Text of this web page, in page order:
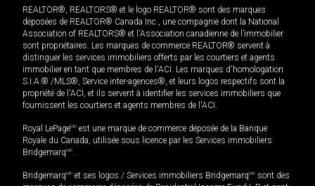
REALTOR®, REALTORS® et le logo REALTOR® sont des marques
déposées de REALTOR® Canada Inc., une compagnie dont la National
Association of REALTORS® et l'Association canadienne de l’immobilier
sont propriétaires. Les marques de commerce REALTOR® servent à
distinguer les services immobiliers offerts par les courtiers et agents
immobilier en tant que membres de l'ACI. Les marques d'homologation
S.I.A.® /MLS®, Service inter-agences®, et leurs logos respectifs sont la
propriété de l'ACI, et ils servent à identifier les services immobiliers que
fournissent les courtiers et agents membres de l'ACI.
Royal LePageMD est une marque de commerce déposée de la Banque
Royale du Canada, utilisée sous licence par les Services immobiliers
BridgemarqMD.
BridgemarqMD et ses logos / Services immobiliers BridgemarqMD sont des